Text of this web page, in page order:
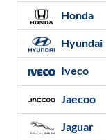
Honda
Hyundai
Iveco
Jaecoo
Jaguar